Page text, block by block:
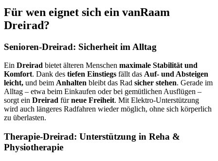
Für wen eignet sich ein vanRaam
Dreirad?
Senioren-Dreirad: Sicherheit im Alltag
Ein Dreirad bietet älteren Menschen maximale Stabilität und
Komfort. Dank des tiefen Einstiegs fällt das Auf- und Absteigen
leicht, und beim Anhalten bleibt das Rad sicher stehen. Gerade im
Alltag – etwa beim Einkaufen oder bei gemütlichen Ausflügen –
sorgt ein Dreirad fürneue Freiheit. Mit Elektro-Unterstützung
wird auch längeres Radfahren wieder möglich, ohne sich körperlich
zu überlasten.
Therapie-Dreirad: Unterstützung in Reha &
Physiotherapie